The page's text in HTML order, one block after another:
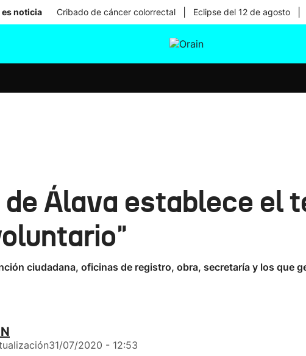
es noticia Cribado de cáncer colorrectal Eclipse del 12 de agosto
de Álava establece el
ciudadana, oficinas de registro, obra, secretaría y los que
31/07/2020 - 12:53